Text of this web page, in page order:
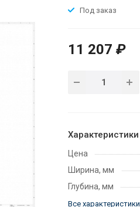
Под заказ
11 207 ₽
Характеристики
Цена
Ширина, мм
Глубина, мм
Все характеристики